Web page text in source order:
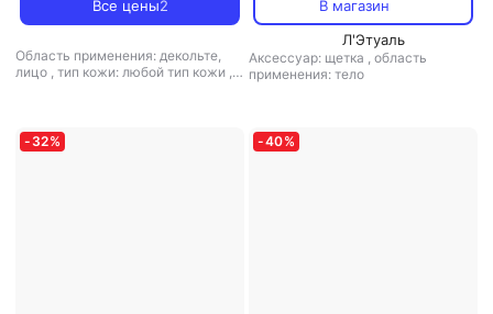
Все цены2
Область применения: декольте,
лицо , тип кожи: любой тип кожи ,
В магазин
Л'Этуаль
Аксессуар: щетка , область
применения: тело
- 32% -40%